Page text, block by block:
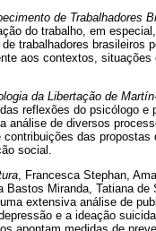
de Trabalhadores
do trabalho, em
trabalhadores brasileiros
aos contextos, situações
da Libertação de
reflexões do psicólogo e
análise de diversos
das propostas
social.
, Francesca Stephan,
Miranda, Tatiana de
extensiva análise de
e a ideação